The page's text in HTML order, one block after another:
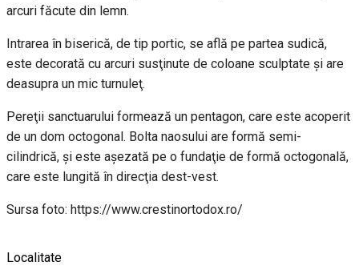
arcuri făcute din lemn.
Intrarea în biserică, de tip portic, se află pe partea sudică,
este decorată cu arcuri susţinute de coloane sculptate şi are
deasupra un mic turnuleţ.
Pereţii sanctuarului formează un pentagon, care este acoperit
de un dom octogonal. Bolta naosului are formă semi-
cilindrică, şi este aşezată pe o fundaţie de formă octogonală,
care este lungită în direcţia dest-vest.
Sursa foto: https://www.crestinortodox.ro/
Localitate